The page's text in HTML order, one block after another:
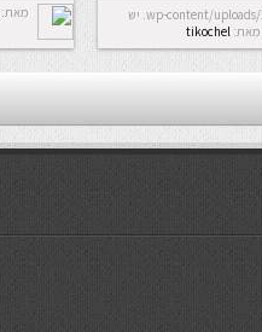
Error: לא ניתן ליצור את התיקייה wp-content/uploads/2026/08. יש
מאת: tikochel
מאת: